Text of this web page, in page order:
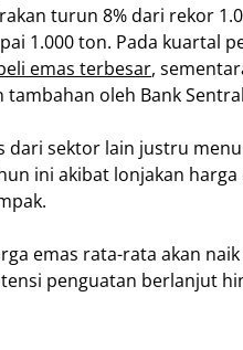
turun 8% dari rekor
1.000 ton. Pada kuartal
emas terbesar,
oleh Bank
dari sektor lain justru
ini akibat lonjakan harga
emas rata-rata akan
penguatan berlanjut